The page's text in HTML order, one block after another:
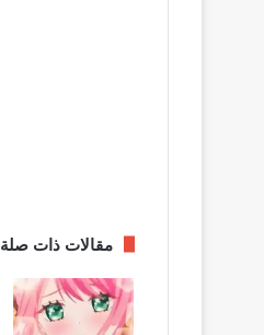
مقالات ذات صلة